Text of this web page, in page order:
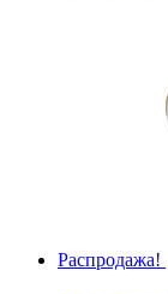
Распродажа!